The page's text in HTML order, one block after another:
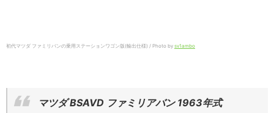
初代マツダ ファミリバンの乗用ステーションワゴン版(輸出仕様) / Photo by sv1ambo
マツダ BSAVD ファミリアバン 1963年式